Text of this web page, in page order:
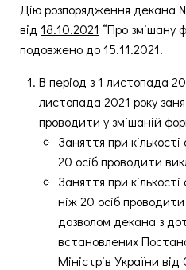
Дію розпорядження декана
від 18.10.2021 “Про змішану
подовжено до 15.11.2021.
В період з 1 листопада
листопада 2021 року
проводити у змішаній
Заняття при
20 осіб проводити
Заняття при
ніж 20 осіб проводити
дозволом декана з
встановлених
Міністрів України